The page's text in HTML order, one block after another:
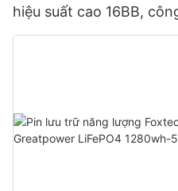
hiệu suất cao 16BB,
watt, 630 watt, 650